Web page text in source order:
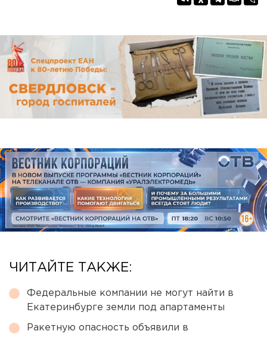
ЧИТАЙТЕ ТАКЖЕ:
Федеральные компании не могут найти в
Екатеринбурге земли под апартаменты
Ракетную опасность объявили в